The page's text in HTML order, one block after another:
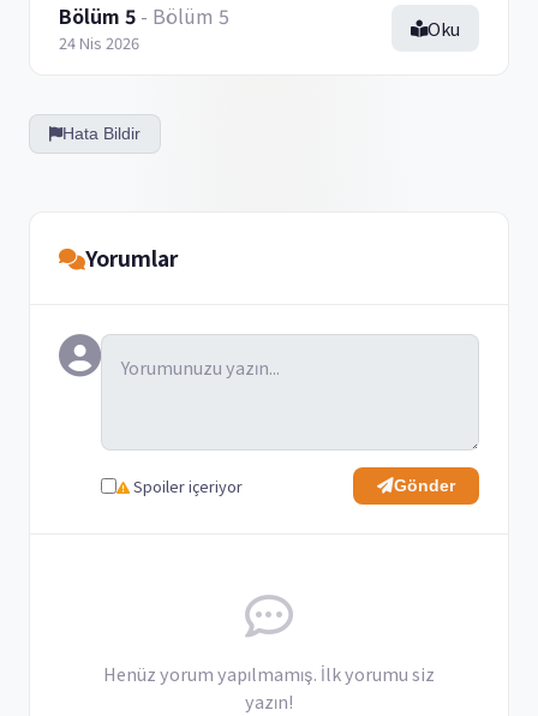
Bölüm 5 - Bölüm 5
24 Nis 2026
Oku
Hata Bildir
Yorumlar
Spoiler içeriyor Gönder
Henüz yorum yapılmamış. İlk yorumu siz
yazın!